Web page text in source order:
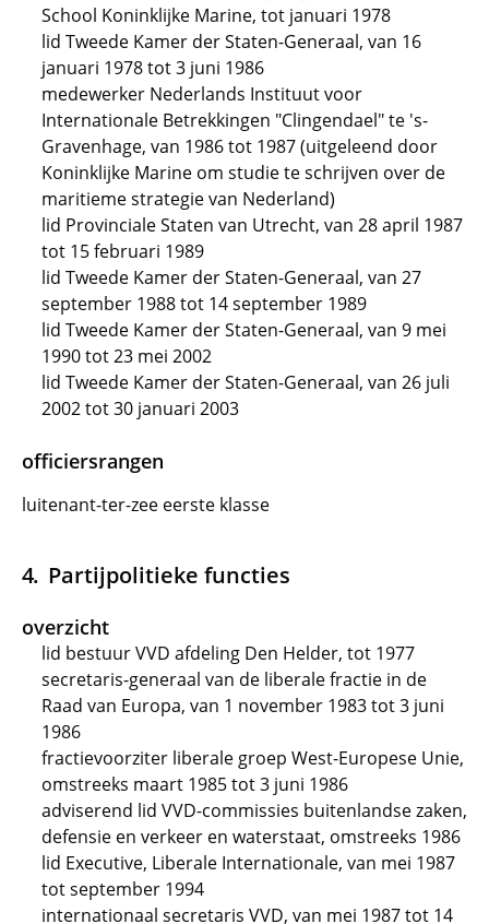
School Koninklijke Marine, tot januari 1978
lid Tweede Kamer der Staten-Generaal, van 16
januari 1978 tot 3 juni 1986
medewerker Nederlands Instituut voor
Internationale Betrekkingen "Clingendael" te 's-
Gravenhage, van 1986 tot 1987 (uitgeleend door
Koninklijke Marine om studie te schrijven over de
maritieme strategie van Nederland)
lid Provinciale Staten van Utrecht, van 28 april 1987
tot 15 februari 1989
lid Tweede Kamer der Staten-Generaal, van 27
september 1988 tot 14 september 1989
lid Tweede Kamer der Staten-Generaal, van 9 mei
1990 tot 23 mei 2002
lid Tweede Kamer der Staten-Generaal, van 26 juli
2002 tot 30 januari 2003
officiersrangen
luitenant-ter-zee eerste klasse
Partijpolitieke functies
overzicht
lid bestuur VVD afdeling Den Helder, tot 1977
secretaris-generaal van de liberale fractie in de
Raad van Europa, van 1 november 1983 tot 3 juni
1986
fractievoorziter liberale groep West-Europese Unie,
omstreeks maart 1985 tot 3 juni 1986
adviserend lid VVD-commissies buitenlandse zaken,
defensie en verkeer en waterstaat, omstreeks 1986
lid Executive, Liberale Internationale, van mei 1987
tot september 1994
internationaal secretaris VVD, van mei 1987 tot 14